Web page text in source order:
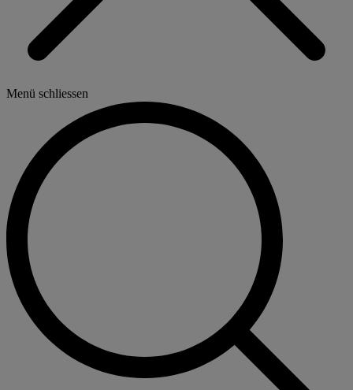
Menü schliessen